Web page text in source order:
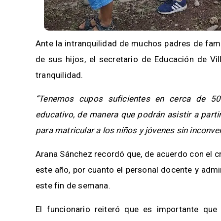
Ante la intranquilidad de muchos padres de
de sus hijos, el secretario de Educación de
tranquilidad.
“Tenemos cupos suficientes en cerca de
educativo, de manera que podrán asistir a
para matricular a los niños y jóvenes sin
Arana Sánchez recordó que, de acuerdo con el
este año, por cuanto el personal docente y
este fin de semana.
El funcionario reiteró que es importante